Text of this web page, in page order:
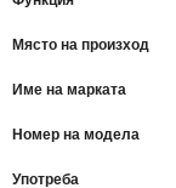
Място на произход
Име на марката
Номер на модела
Употреба